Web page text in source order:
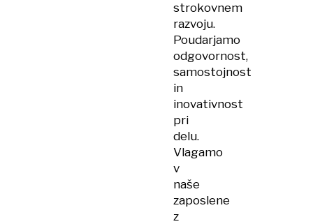
strokovnem
razvoju.
Poudarjamo
odgovornost,
samostojnost
in
inovativnost
pri
delu.
Vlagamo
v
naše
zaposlene
z